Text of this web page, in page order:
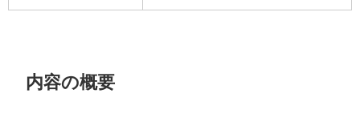
内容の概要